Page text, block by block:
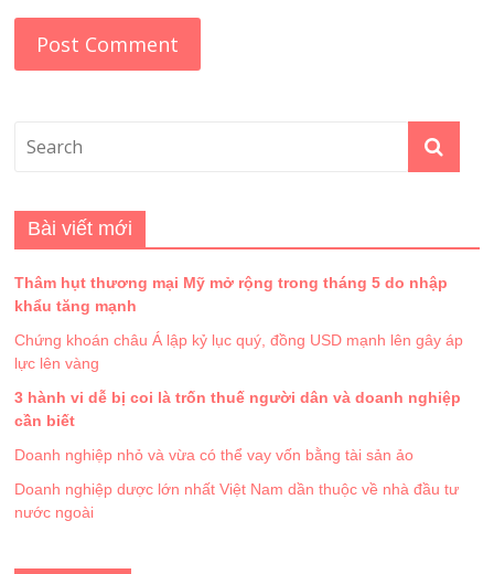
Bài viết mới
Thâm hụt thương mại Mỹ mở rộng trong tháng 5 do nhập
khẩu tăng mạnh
Chứng khoán châu Á lập kỷ lục quý, đồng USD mạnh lên gây áp
lực lên vàng
3 hành vi dễ bị coi là trốn thuế người dân và doanh nghiệp
cần biết
Doanh nghiệp nhỏ và vừa có thể vay vốn bằng tài sản ảo
Doanh nghiệp dược lớn nhất Việt Nam dần thuộc về nhà đầu tư
nước ngoài